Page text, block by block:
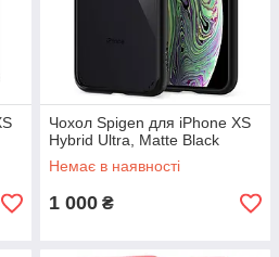
Чохол Spigen для iPhone XS
Hybrid Ultra, Matte Black
Немає в наявності
1 000 ₴